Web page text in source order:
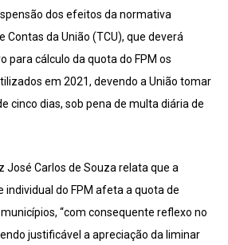
dos efeitos da normativa
Contas da União (TCU), que deverá
cálculo da quota do FPM os
em 2021, devendo a União tomar
cinco dias, sob pena de multa diária de
José Carlos de Souza relata que a
do FPM afeta a quota de
“com consequente reflexo no
justificável a apreciação da liminar